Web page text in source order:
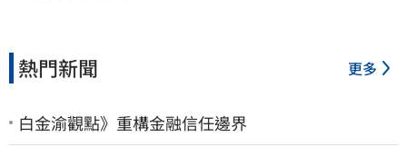
熱門新聞 更多
白金渝觀點》重構金融信任邊界